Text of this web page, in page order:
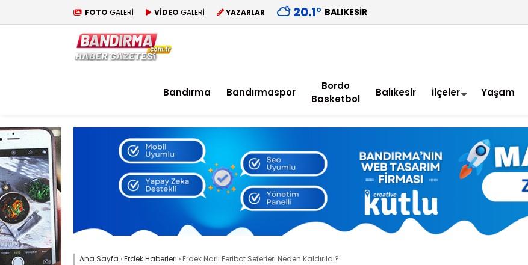
FOTO GALERİ VİDEO GALERİ YAZARLAR 20.1° BALIKESIR
Bandırma Bandırmaspor
Bordo
Basketbol
Balıkesir İlçeler Yaşam
Ana Sayfa ›Erdek Haberleri › Erdek Narlı Feribot Seferleri Neden Kaldırıldı?